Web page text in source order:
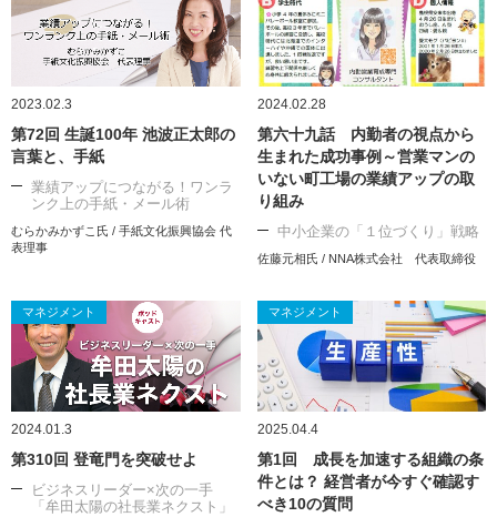
2023.02.3
第72回 生誕100年 池波正太郎の
言葉と、手紙
業績アップにつながる！ワンラ
ンク上の手紙・メール術
むらかみかずこ氏 / 手紙文化振興協会 代
表理事
2024.02.28
第六十九話 内勤者の視点から
生まれた成功事例～営業マンの
いない町工場の業績アップの取
り組み
中小企業の「１位づくり」戦略
佐藤元相氏 / NNA株式会社 代表取締役
マネジメント
2024.01.3
第310回 登竜門を突破せよ
ビジネスリーダー×次の一手
「牟田太陽の社長業ネクスト」
マネジメント
2025.04.4
第1回 成長を加速する組織の条
件とは？ 経営者が今すぐ確認す
べき10の質問